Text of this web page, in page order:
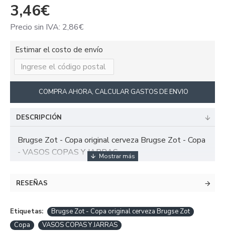
3,46€
Precio sin IVA: 2,86€
Estimar el costo de envío
COMPRA AHORA, CALCULAR GASTOS DE ENVIO
DESCRIPCIÓN
Brugse Zot - Copa original cerveza Brugse Zot - Copa
- VASOS COPAS Y JARRAS
RESEÑAS
Etiquetas:
Brugse Zot - Copa original cerveza Brugse Zot
Copa
VASOS COPAS Y JARRAS